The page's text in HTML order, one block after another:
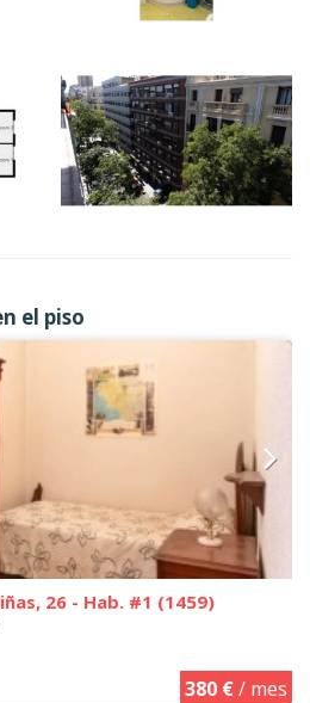
el piso
26 - Hab. #1 (1459)
380 €/ mes